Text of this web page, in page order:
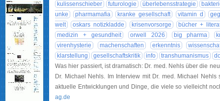
kulissenschieber futurologie überlebensstrategie
unke
pharmamafia kranke gesellschaft vitamin d
welt
oskars notizkladde krisenvorsorge
bücher +
medizin + gesundheit
orwell 2026 big pharma
virenhysterie
machenschaften erkenntnis
klarstellung
gesellschaftskritik info transhumanismus
Was hier passiert, ist dramatisch: Dr. med. Nehls über die
Dr. Michael Nehls. Im Interview mit Dr. med. Michael
aktuelle Entwicklungen und Dinge, die viele so vielleicht
ag.de